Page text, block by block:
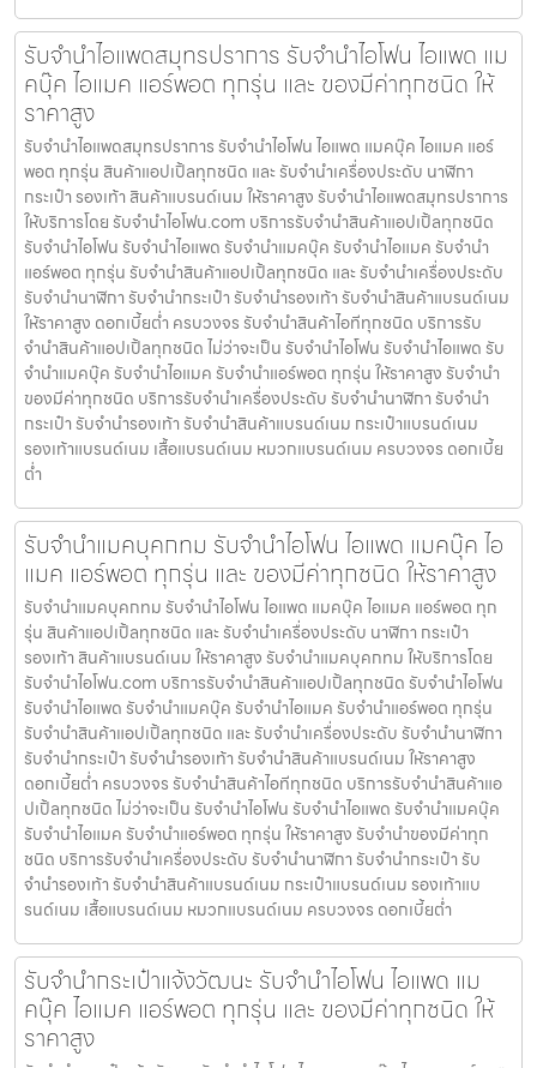
รับจำนำไอแพดสมุทรปราการ รับจำนำไอโฟน ไอแพด แม
คบุ๊ค ไอแมค แอร์พอต ทุกรุ่น และ ของมีค่าทุกชนิด ให้
ราคาสูง
รับจำนำไอแพดสมุทรปราการ รับจำนำไอโฟน ไอแพด แมคบุ๊ค ไอแมค แอร์
พอต ทุกรุ่น สินค้าแอปเปิ้ลทุกชนิด และ รับจำนำเครื่องประดับ นาฬิกา
กระเป๋า รองเท้า สินค้าแบรนด์เนม ให้ราคาสูง รับจำนำไอแพดสมุทรปราการ
ให้บริการโดย รับจํานําไอโฟน.com บริการรับจำนำสินค้าแอปเปิ้ลทุกชนิด
รับจำนำไอโฟน รับจำนำไอแพด รับจำนำแมคบุ๊ค รับจำนำไอแมค รับจำนำ
แอร์พอต ทุกรุ่น รับจำนำสินค้าแอปเปิ้ลทุกชนิด และ รับจำนำเครื่องประดับ
รับจำนำนาฬิกา รับจำนำกระเป๋า รับจำนำรองเท้า รับจำนำสินค้าแบรนด์เนม
ให้ราคาสูง ดอกเบี้ยต่ำ ครบวงจร รับจำนำสินค้าไอทีทุกชนิด บริการรับ
จำนำสินค้าแอปเปิ้ลทุกชนิด ไม่ว่าจะเป็น รับจำนำไอโฟน รับจำนำไอแพด รับ
จำนำแมคบุ๊ค รับจำนำไอแมค รับจำนำแอร์พอต ทุกรุ่น ให้ราคาสูง รับจำนำ
ของมีค่าทุกชนิด บริการรับจำนำเครื่องประดับ รับจำนำนาฬิกา รับจำนำ
กระเป๋า รับจำนำรองเท้า รับจำนำสินค้าแบรนด์เนม กระเป๋าแบรนด์เนม
รองเท้าแบรนด์เนม เสื้อแบรนด์เนม หมวกแบรนด์เนม ครบวงจร ดอกเบี้ย
ต่ำ
รับจำนำแมคบุคกทม รับจำนำไอโฟน ไอแพด แมคบุ๊ค ไอ
แมค แอร์พอต ทุกรุ่น และ ของมีค่าทุกชนิด ให้ราคาสูง
รับจำนำแมคบุคกทม รับจำนำไอโฟน ไอแพด แมคบุ๊ค ไอแมค แอร์พอต ทุก
รุ่น สินค้าแอปเปิ้ลทุกชนิด และ รับจำนำเครื่องประดับ นาฬิกา กระเป๋า
รองเท้า สินค้าแบรนด์เนม ให้ราคาสูง รับจำนำแมคบุคกทม ให้บริการโดย
รับจํานําไอโฟน.com บริการรับจำนำสินค้าแอปเปิ้ลทุกชนิด รับจำนำไอโฟน
รับจำนำไอแพด รับจำนำแมคบุ๊ค รับจำนำไอแมค รับจำนำแอร์พอต ทุกรุ่น
รับจำนำสินค้าแอปเปิ้ลทุกชนิด และ รับจำนำเครื่องประดับ รับจำนำนาฬิกา
รับจำนำกระเป๋า รับจำนำรองเท้า รับจำนำสินค้าแบรนด์เนม ให้ราคาสูง
ดอกเบี้ยต่ำ ครบวงจร รับจำนำสินค้าไอทีทุกชนิด บริการรับจำนำสินค้าแอ
ปเปิ้ลทุกชนิด ไม่ว่าจะเป็น รับจำนำไอโฟน รับจำนำไอแพด รับจำนำแมคบุ๊ค
รับจำนำไอแมค รับจำนำแอร์พอต ทุกรุ่น ให้ราคาสูง รับจำนำของมีค่าทุก
ชนิด บริการรับจำนำเครื่องประดับ รับจำนำนาฬิกา รับจำนำกระเป๋า รับ
จำนำรองเท้า รับจำนำสินค้าแบรนด์เนม กระเป๋าแบรนด์เนม รองเท้าแบ
รนด์เนม เสื้อแบรนด์เนม หมวกแบรนด์เนม ครบวงจร ดอกเบี้ยต่ำ
รับจำนำกระเป๋าแจ้งวัฒนะ รับจำนำไอโฟน ไอแพด แม
คบุ๊ค ไอแมค แอร์พอต ทุกรุ่น และ ของมีค่าทุกชนิด ให้
ราคาสูง